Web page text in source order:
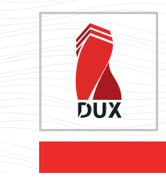
:
/var/www/virtuals/dux.ge/
: Undefined index: